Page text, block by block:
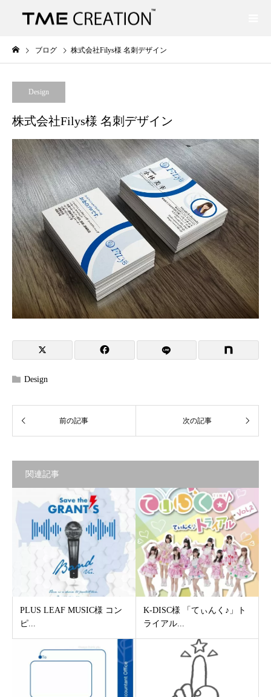
ブログ 株式会社Filys様 名刺デザイン
Design
株式会社Filys様 名刺デザイン
Design
関連記事
PLUS LEAF MUSIC様 コン
ピ...
K-DISC様 「てぃんく♪」ト
ライアル...